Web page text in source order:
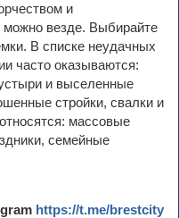
и
везде. Выбирайте
В списке неудачных
часто оказываются:
и выселенные
стройки, свалки и
массовые
семейные
https://t.me/brestcity